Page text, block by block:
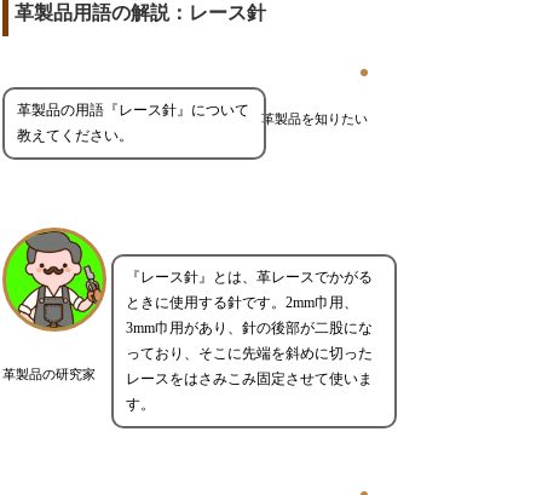
革製品用語の解説：レース針
革製品を知りたい
革製品の用語『レース針』について
教えてください。
革製品の研究家
『レース針』とは、革レースでかがる
ときに使用する針です。2mm巾用、
3mm巾用があり、針の後部が二股にな
っており、そこに先端を斜めに切った
レースをはさみこみ固定させて使いま
す。